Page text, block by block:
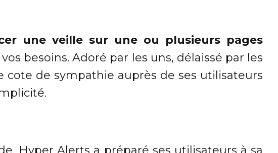
une veille sur une ou plusieurs pages
besoins. Adoré par les uns, délaissé par les
cote de sympathie auprès de ses utilisateurs
Hyper Alerts a préparé ses utilisateurs à sa